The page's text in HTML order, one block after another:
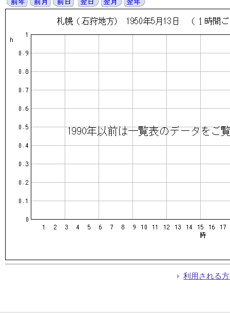
利用される